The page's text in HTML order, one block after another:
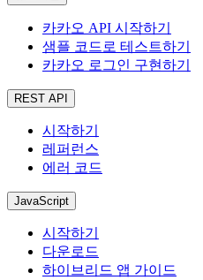
카카오 API 시작하기
샘플 코드로 테스트하기
카카오 로그인 구현하기
REST API
시작하기
레퍼런스
에러 코드
JavaScript
시작하기
다운로드
하이브리드 앱 가이드